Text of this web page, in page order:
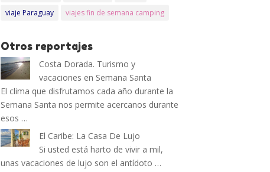
viaje Paraguay
viajes fin de semana camping
Otros reportajes
Costa Dorada. Turismo y
vacaciones en Semana Santa
El clima que disfrutamos cada año durante la
Semana Santa nos permite acercanos durante
esos …
El Caribe: La Casa De Lujo
Si usted está harto de vivir a mil,
unas vacaciones de lujo son el antídoto …